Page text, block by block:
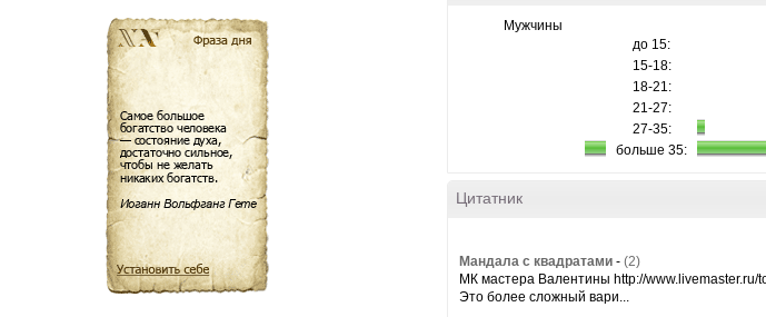
Мужчины
до 15:
15-18:
18-21:
21-27:
27-35:
больше 35:
Цитатник
Мандала с квадратами - (2)
МК мастера Валентины http://www.livemaster.ru/
Это более сложный вари...